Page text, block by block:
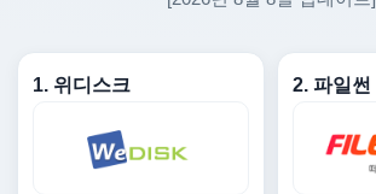
1. 위디스크 2. 파일썬